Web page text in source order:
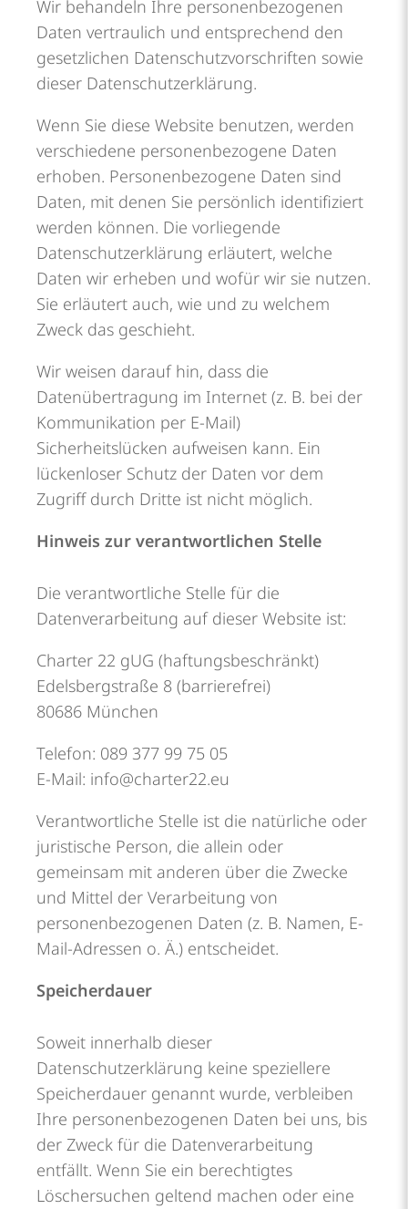
Wir behandeln Ihre personenbezogenen
Daten vertraulich und entsprechend den
gesetzlichen Datenschutzvorschriften sowie
dieser Datenschutzerklärung.
Wenn Sie diese Website benutzen, werden
verschiedene personenbezogene Daten
erhoben. Personenbezogene Daten sind
Daten, mit denen Sie persönlich identifiziert
werden können. Die vorliegende
Datenschutzerklärung erläutert, welche
Daten wir erheben und wofür wir sie nutzen.
Sie erläutert auch, wie und zu welchem
Zweck das geschieht.
Wir weisen darauf hin, dass die
Datenübertragung im Internet (z. B. bei der
Kommunikation per E-Mail)
Sicherheitslücken aufweisen kann. Ein
lückenloser Schutz der Daten vor dem
Zugriff durch Dritte ist nicht möglich.
Hinweis zur verantwortlichen Stelle
Die verantwortliche Stelle für die
Datenverarbeitung auf dieser Website ist:
Charter 22 gUG (haftungsbeschränkt)
Edelsbergstraße 8 (barrierefrei)
80686 München
Telefon: 089 377 99 75 05
E-Mail: info@charter22.eu
Verantwortliche Stelle ist die natürliche oder
juristische Person, die allein oder
gemeinsam mit anderen über die Zwecke
und Mittel der Verarbeitung von
personenbezogenen Daten (z. B. Namen, E-
Mail-Adressen o. Ä.) entscheidet.
Speicherdauer
Soweit innerhalb dieser
Datenschutzerklärung keine speziellere
Speicherdauer genannt wurde, verbleiben
Ihre personenbezogenen Daten bei uns, bis
der Zweck für die Datenverarbeitung
entfällt. Wenn Sie ein berechtigtes
Löschersuchen geltend machen oder eine